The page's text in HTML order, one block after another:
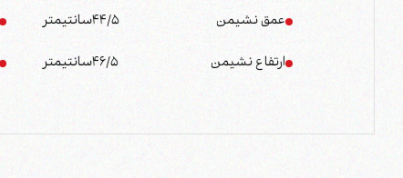
عمق نشیمن 44/5سانتیمتر
ارتفاع نشیمن 46/5سانتیمتر